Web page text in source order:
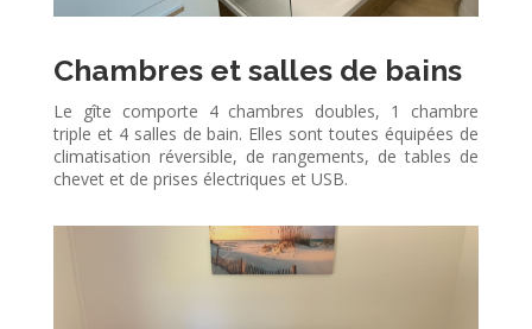
Chambres et salles de bains
Le gîte comporte 4 chambres doubles, 1 chambre
triple et 4 salles de bain. Elles sont toutes équipées de
climatisation réversible, de rangements, de tables de
chevet et de prises électriques et USB.